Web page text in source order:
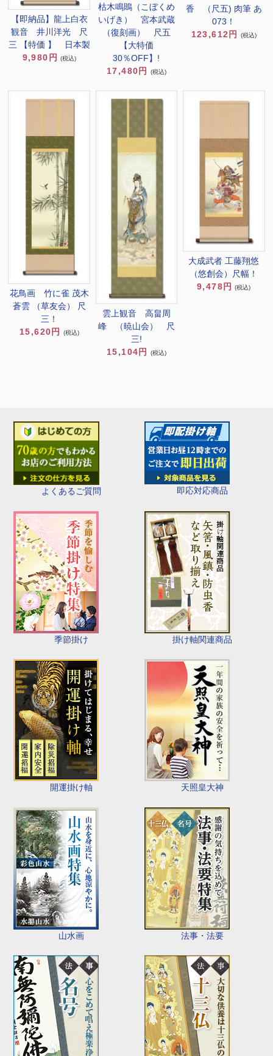
よくあるご質問 即応対応商品
季節掛け 掛け軸関連商品
開運掛け軸 天照皇大神
山水画 法事・法要
【即納品】龍上白衣
観音 井川洋光 尺
三 【特価 】 日本製
9,980円
(税込)
枯木鳴鵙（こぼくめ
いげき） 宮本武蔵
（復刻画） 尺五
【大特価
30％OFF】!
17,480円
(税込)
香 （尺五) 肉筆 あ
073！
123,612円
(税込)
花鳥画 竹に雀 茂木
蒼雲 （草友会） 尺
三！
15,620円
(税込)
雲上観音 高畠周
峰 （暁山会） 尺
三!
15,104円
(税込)
大成武者 工藤翔悠
（悠創会）尺幅！
9,478円
(税込)